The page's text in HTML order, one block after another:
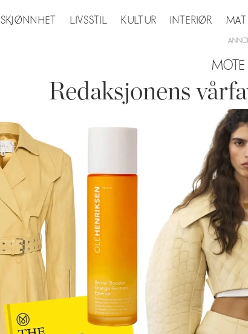
SKJØNNHET LIVSSTIL KULTUR INTERIØR MAT
MOTE
Redaksjonens